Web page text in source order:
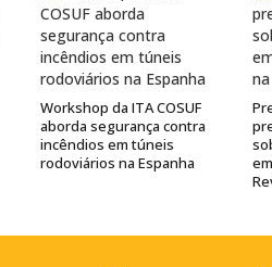
Workshop da ITA COSUF
aborda segurança contra
incêndios em túneis
rodoviários na Espanha